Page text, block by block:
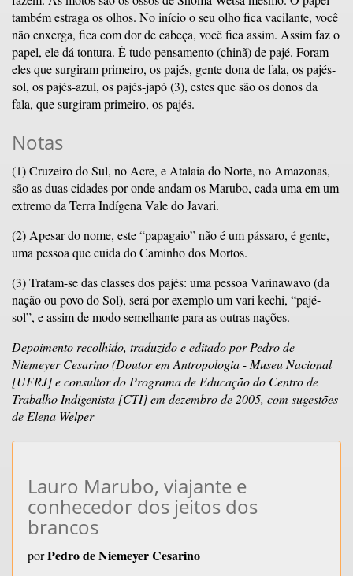
também estraga os olhos. No início o seu olho fica vacilante, você
não enxerga, fica com dor de cabeça, você fica assim. Assim faz o
papel, ele dá tontura. É tudo pensamento (chinã) de pajé. Foram
eles que surgiram primeiro, os pajés, gente dona de fala, os pajés-
sol, os pajés-azul, os pajés-japó (3), estes que são os donos da
fala, que surgiram primeiro, os pajés.
Notas
(1) Cruzeiro do Sul, no Acre, e Atalaia do Norte, no Amazonas,
são as duas cidades por onde andam os Marubo, cada uma em um
extremo da Terra Indígena Vale do Javari.
(2) Apesar do nome, este “papagaio” não é um pássaro, é gente,
uma pessoa que cuida do Caminho dos Mortos.
(3) Tratam-se das classes dos pajés: uma pessoa Varinawavo (da
nação ou povo do Sol), será por exemplo um vari kechi, “pajé-
sol”, e assim de modo semelhante para as outras nações.
Depoimento recolhido, traduzido e editado por Pedro de
Niemeyer Cesarino (Doutor em Antropologia - Museu Nacional
[UFRJ] e consultor do Programa de Educação do Centro de
Trabalho Indigenista [CTI] em dezembro de 2005, com sugestões
de Elena Welper
Lauro Marubo, viajante e
conhecedor dos jeitos dos
brancos
porPedro de Niemeyer Cesarino